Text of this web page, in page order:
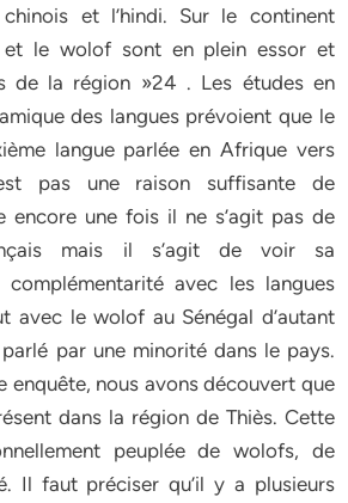
et l’hindi. Sur le continent
et le wolof sont en plein essor et
de la région »24 . Les études en
des langues prévoient que le
langue parlée en Afrique vers
pas une raison suffisante de
encore une fois il ne s’agit pas de
mais il s’agit de voir sa
avec les langues
avec le wolof au Sénégal d’autant
par une minorité dans le pays.
enquête, nous avons découvert que
dans la région de Thiès. Cette
peuplée de wolofs, de
Il faut préciser qu’il y a plusieurs